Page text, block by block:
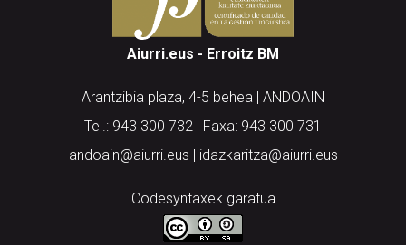
Aiurri.eus - Erroitz BM
Arantzibia plaza, 4-5 behea | ANDOAIN
Tel.: 943 300 732 | Faxa: 943 300 731
andoain@aiurri.eus | idazkaritza@aiurri.eus
Codesyntaxek garatua